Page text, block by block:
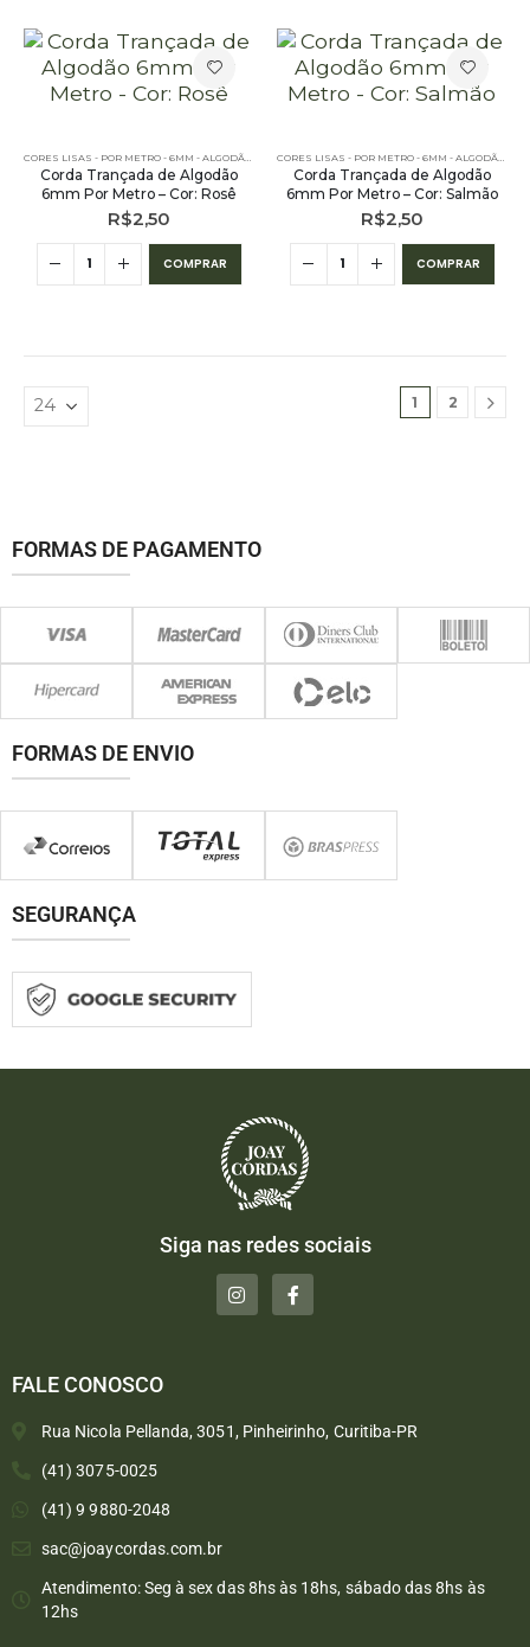
PE – 6MM – ALGODÃO - POR METRO, POR METRO -
Corda Trançada de Algodão
6mm Por Metro – Cor: Rosê
R$2,50
COMPRAR
Corda Trançada de Algodão
6mm Por Metro – Cor: Salmão
R$2,50
COMPRAR
1 2
FORMAS DE PAGAMENTO
FORMAS DE ENVIO
SEGURANÇA
Siga nas redes sociais
FALE CONOSCO
Rua Nicola Pellanda, 3051, Pinheirinho, Curitiba-PR
(41) 3075-0025
(41) 9 9880-2048
sac@joaycordas.com.br
Atendimento: Seg à sex das 8hs às 18hs, sábado das 8hs às
12hs